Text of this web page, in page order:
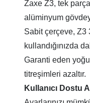
Zaxe Z3, tek
alüminyum
Sabit çerçeve, Z3
kullandığınızda
Garanti eden
titreşimleri azaltır.
Kullanıcı Dostu